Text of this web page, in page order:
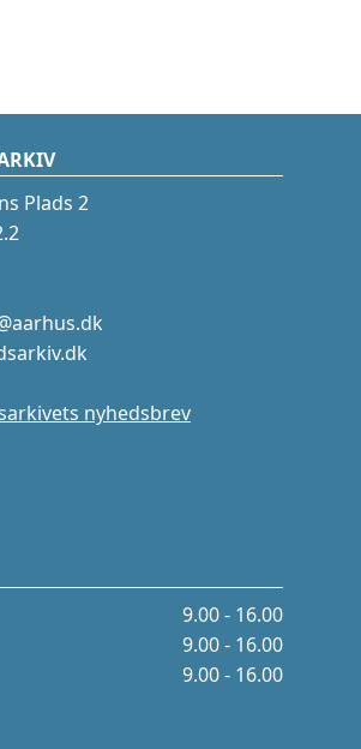
Plads 2
nyhedsbrev
9.00 - 16.00
9.00 - 16.00
9.00 - 16.00